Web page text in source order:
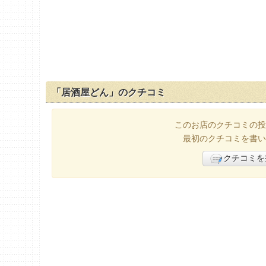
「居酒屋どん」のクチコミ
このお店のクチコミの
最初のクチコミを書
クチコミ